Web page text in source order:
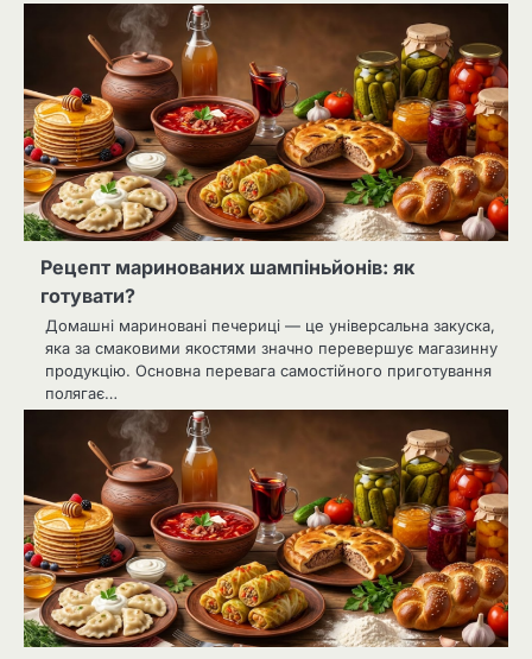
Рецепт маринованих шампіньйонів: як
готувати?
Домашні мариновані печериці — це універсальна закуска,
яка за смаковими якостями значно перевершує магазинну
продукцію. Основна перевага самостійного приготування
полягає…